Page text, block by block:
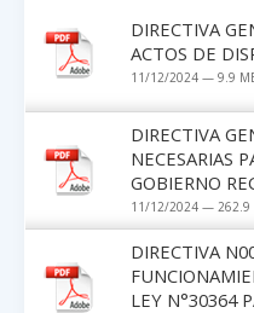
DIRECTIVA
ACTOS DE
11/12/2024 — 9.9
DIRECTIVA
NECESARIAS
GOBIERNO
11/12/2024 — 262.9
DIRECTIVA
LEY N°30364